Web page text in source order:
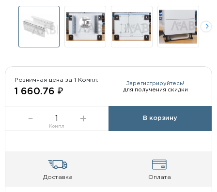
Розничная цена за 1 Компл:
1 660.76 ₽
Зарегистрируйтесь!
для получения скидки
Компл
В корзину
Доставка Оплата